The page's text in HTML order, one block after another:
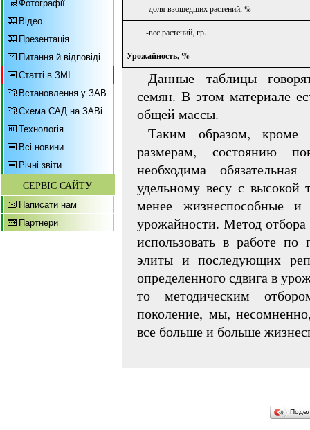
Фотографії
Відео
Презентація
Питання й відповіді
Статті в ЗМІ
Встановлення у ЗАВ
Схема САД на ЗАВі
Технологія
Всі новини
Річні звіти
СЕРВІС САЙТУ
Написати нам
Партнери
-доля взошедших растений, %
-вес растений, гр.
Урожайность, %
Данные таблицы
семян. В этом материале
общей массы.
Таким образом, кроме
размерам, состоянию
необходима
удельному весу с высокой
менее жизнеспособные
урожайности. Метод
использовать в работе
элиты и последующих
определенного сдвига в
то методическим
поколение, мы,
все больше и больше